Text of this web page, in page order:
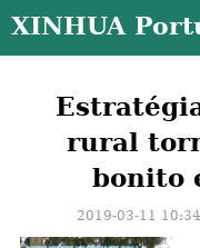
XINHUA
rural
bonito
2019-03-11